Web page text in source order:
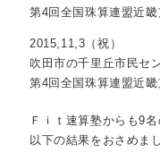
第4回全国珠算連盟近
2015,11,3（祝）
吹田市の千里丘市民セ
第4回全国珠算連盟近畿
Ｆｉｔ速算塾からも9
以下の結果をおさめま